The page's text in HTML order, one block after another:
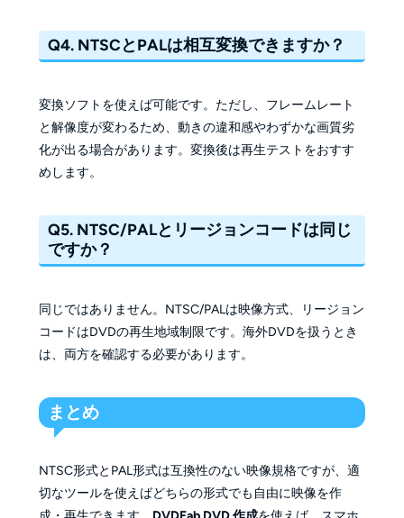
Q4. NTSCとPALは相互変換できますか？
変換ソフトを使えば可能です。ただし、フレームレート
と解像度が変わるため、動きの違和感やわずかな画質劣
化が出る場合があります。変換後は再生テストをおすす
めします。
Q5. NTSC/PALとリージョンコードは同じ
ですか？
同じではありません。NTSC/PALは映像方式、リージョン
コードはDVDの再生地域制限です。海外DVDを扱うとき
は、両方を確認する必要があります。
まとめ
NTSC形式とPAL形式は互換性のない映像規格ですが、適
切なツールを使えばどちらの形式でも自由に映像を作